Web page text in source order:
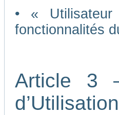
• «
fonctionnalités
Article 3